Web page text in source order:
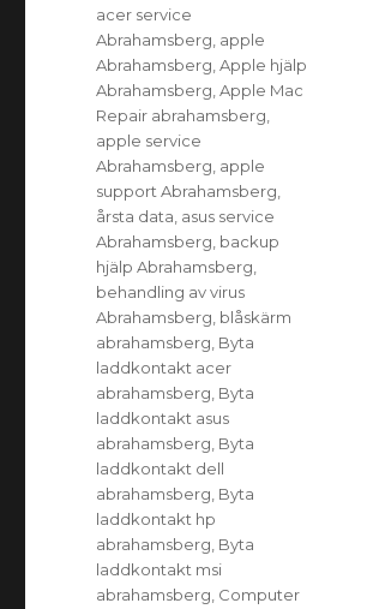
acer service
Abrahamsberg apple
Abrahamsberg ,Apple hjälp
Abrahamsberg ,Apple Mac
Repair abrahamsberg
apple service
Abrahamsberg apple
support Abrahamsberg
årsta data asus service
Abrahamsberg backup
hjälp Abrahamsberg
behandling av virus
Abrahamsberg blåskärm
abrahamsberg Byta
laddkontakt acer
abrahamsberg Byta
laddkontakt asus
abrahamsberg Byta
laddkontakt dell
abrahamsberg Byta
laddkontakt hp
abrahamsberg Byta
laddkontakt msi
abrahamsberg Computer